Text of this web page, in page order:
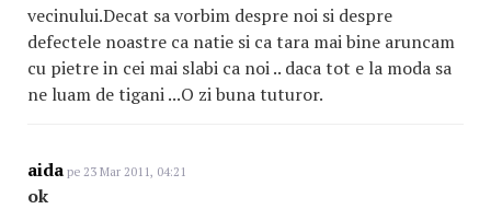
vecinului.Decat sa vorbim despre noi si despre
defectele noastre ca natie si ca tara mai bine aruncam
cu pietre in cei mai slabi ca noi .. daca tot e la moda sa
ne luam de tigani ...O zi buna tuturor.
aida pe 23 Mar 2011, 04:21
ok